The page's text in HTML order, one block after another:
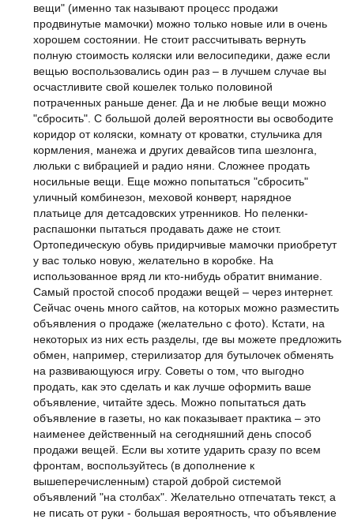
вещи" (именно так называют процесс продажи
продвинутые мамочки) можно только новые или в очень
хорошем состоянии. Не стоит рассчитывать вернуть
полную стоимость коляски или велосипедики, даже если
вещью воспользовались один раз – в лучшем случае вы
осчастливите свой кошелек только половиной
потраченных раньше денег. Да и не любые вещи можно
"сбросить". С большой долей вероятности вы освободите
коридор от коляски, комнату от кроватки, стульчика для
кормления, манежа и других девайсов типа шезлонга,
люльки с вибрацией и радио няни. Сложнее продать
носильные вещи. Еще можно попытаться "сбросить"
уличный комбинезон, меховой конверт, нарядное
платьице для детсадовских утренников. Но пеленки-
распашонки пытаться продавать даже не стоит.
Ортопедическую обувь придирчивые мамочки приобретут
у вас только новую, желательно в коробке. На
использованное вряд ли кто-нибудь обратит внимание.
Самый простой способ продажи вещей – через интернет.
Сейчас очень много сайтов, на которых можно разместить
объявления о продаже (желательно с фото). Кстати, на
некоторых из них есть разделы, где вы можете предложить
обмен, например, стерилизатор для бутылочек обменять
на развивающуюся игру. Советы о том, что выгодно
продать, как это сделать и как лучше оформить ваше
объявление, читайте здесь. Можно попытаться дать
объявление в газеты, но как показывает практика – это
наименее действенный на сегодняшний день способ
продажи вещей. Если вы хотите ударить сразу по всем
фронтам, воспользуйтесь (в дополнение к
вышеперечисленным) старой доброй системой
объявлений "на столбах". Желательно отпечатать текст, а
не писать от руки - большая вероятность, что объявление